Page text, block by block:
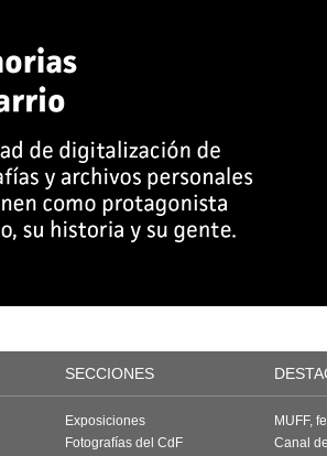
SECCIONES
Exposiciones
Fotografías del CdF
MUFF,
Canal